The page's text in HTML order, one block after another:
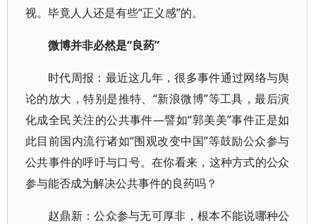
视。毕竟人人还是有些“正义感”的。
微博并非必然是“良药”
时代周报：最近这几年，很多事件通过网络与舆
论的放大，特别是推特、“新浪微博”等工具，最后演
化成全民关注的公共事件—譬如“郭美美”事件正是如
此目前国内流行诸如“围观改变中国”等鼓励公众参与
公共事件的呼吁与口号。在你看来，这种方式的公众
参与能否成为解决公共事件的良药吗？
赵鼎新：公众参与无可厚非，根本不能说哪种公